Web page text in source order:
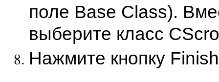
поле Base Class).
выберите класс
Нажмите кнопку